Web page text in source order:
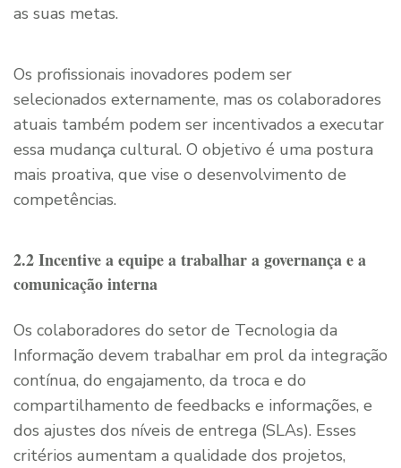
as suas metas.
Os profissionais inovadores podem ser
selecionados externamente, mas os colaboradores
atuais também podem ser incentivados a executar
essa mudança cultural. O objetivo é uma postura
mais proativa, que vise o desenvolvimento de
competências.
2.2 Incentive a equipe a trabalhar a governança e a
comunicação interna
Os colaboradores do setor de Tecnologia da
Informação devem trabalhar em prol da integração
contínua, do engajamento, da troca e do
compartilhamento de feedbacks e informações, e
dos ajustes dos níveis de entrega (SLAs). Esses
critérios aumentam a qualidade dos projetos,